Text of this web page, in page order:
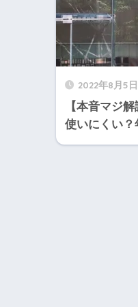
2022年8月5日
【本音マジ
使いにくい？